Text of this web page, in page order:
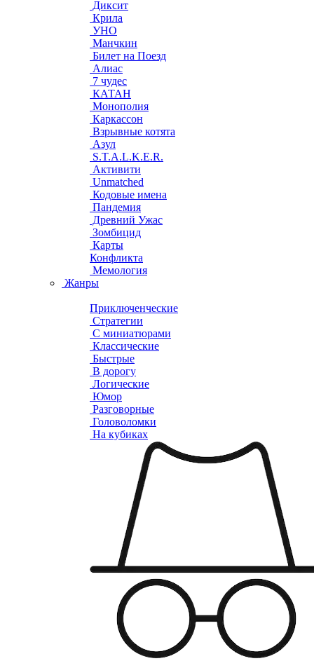
Диксит
Крила
УНО
Манчкин
Билет на Поезд
Алиас
7 чудес
КАТАН
Монополия
Каркассон
Взрывные котята
Азул
S.T.A.L.K.E.R.
Активити
Unmatched
Кодовые имена
Пандемия
Древний Ужас
Зомбицид
Карты
Конфликта
Мемология
Жанры
Приключенческие
Стратегии
С миниатюрами
Классические
Быстрые
В дорогу
Логические
Юмор
Разговорные
Головоломки
На кубиках